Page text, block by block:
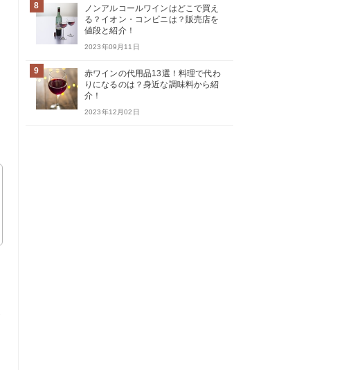
8
ノンアルコールワインはどこで買え
る？イオン・コンビニは？販売店を
値段と紹介！
2023年09月11日
9
赤ワインの代用品13選！料理で代わ
りになるのは？身近な調味料から紹
介！
2023年12月02日